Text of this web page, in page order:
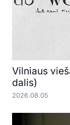
Vilniaus
dalis)
2026.08.05